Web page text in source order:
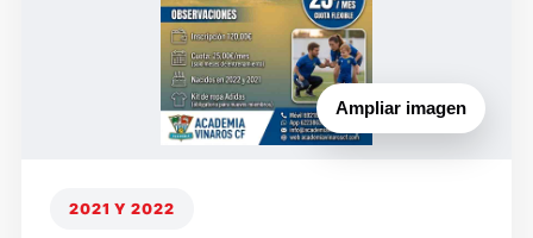
Ampliar imagen
2021 Y 2022